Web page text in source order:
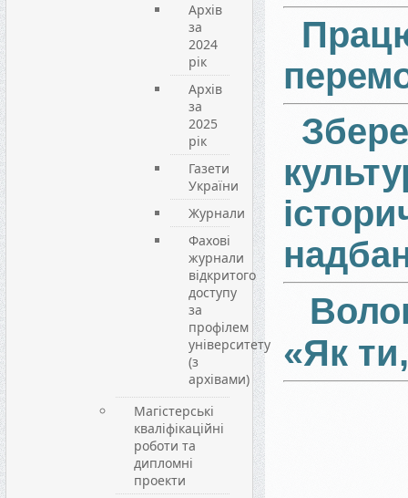
Архів
за
2024
рік
Архів
за
2025
рік
Газети
України
Журнали
Фахові
журнали
відкритого
доступу
за
профілем
університету
(з
архівами)
Магістерські
кваліфікаційні
роботи та
дипломні
проекти
«Як